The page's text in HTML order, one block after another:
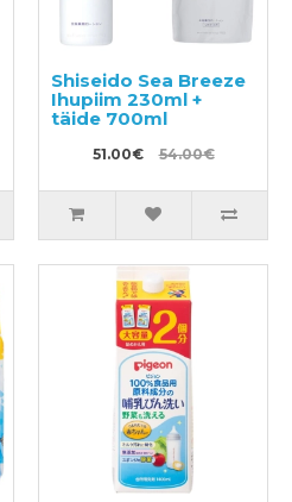
Shiseido Sea Breeze
Ihupiim 230ml +
täide 700ml
51.00€ 54.00€